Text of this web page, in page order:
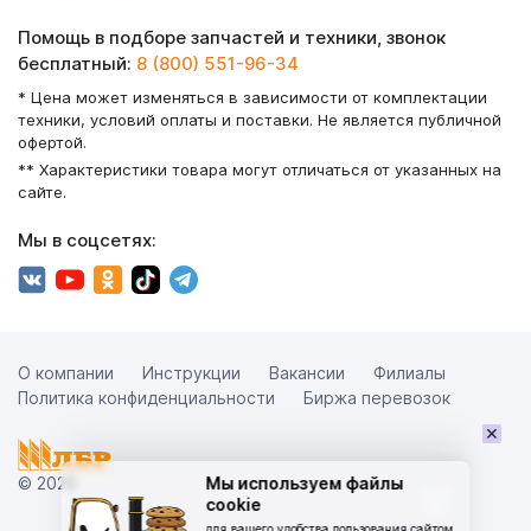
Мы используем файлы
cookie
Помощь в подборе запчастей и техники, звонок
бесплатный: 8 (800) 551-96-34
* Цена может изменяться в зависимости от комплектации
техники, условий оплаты и поставки. Не является публичной
офертой.
** Характеристики товара могут отличаться от указанных на
сайте.
Мы в соцсетях:
© 2026
О компании Инструкции Вакансии
Филиалы
Политика конфиденциальности
Биржа перевозок
×